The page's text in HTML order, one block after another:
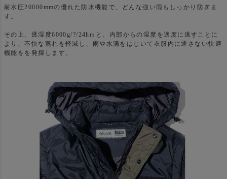
耐水圧20000mmの優れた防水機能で、どんな強い雨もしっかり防ぎま
す。
その上、透湿度6000g/?/24hrsと、内部からの湿度を適度に逃すことに
より、不快な蒸れを軽減し、雨や水滴をはじいて衣服内に通さない快適
機能をを発揮します。